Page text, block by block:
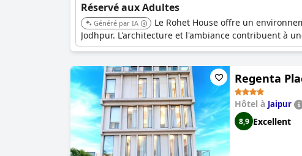
Réservé aux Adultes
Généré par IA
Le Rohet House offre un
Jodhpur. L'architecture et l'ambiance contribuent à
Regenta
Hôtel à Jaipur
8,9 Excellent